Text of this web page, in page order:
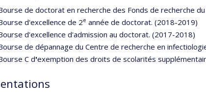
de doctorat en recherche des Fonds de recherche
d'excellence de 2e année de doctorat. (2018-2019)
d'excellence d'admission au doctorat. (2017-2018)
de dépannage du Centre de recherche en
C d'exemption des droits de scolarités